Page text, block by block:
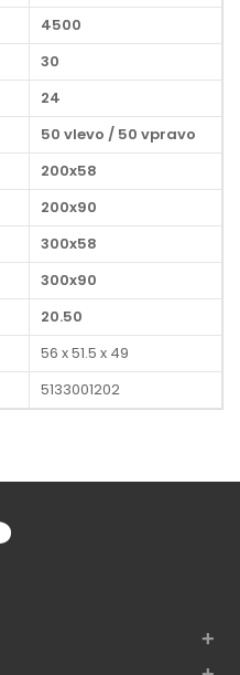
4500
30
24
50 vlevo / 50 vpravo
200x58
200x90
300x58
300x90
20.50
56 x 51.5 x 49
5133001202
+